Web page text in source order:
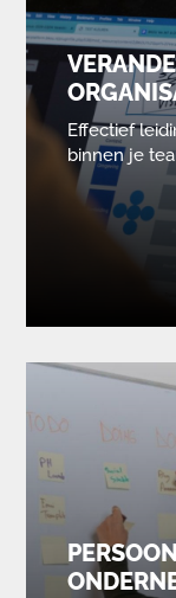
Effectief
binnen je